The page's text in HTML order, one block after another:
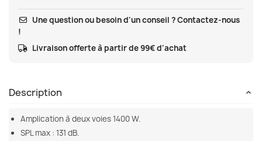
Une question ou besoin d'un conseil ? Contactez-nous
!
Livraison offerte à partir de 99€ d'achat
Description
Amplication à deux voies 1400 W.
SPL max : 131 dB.